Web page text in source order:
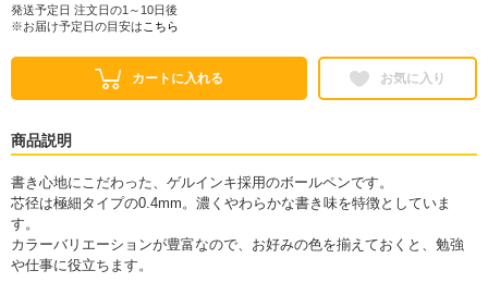
発送予定日 注文日の1～10日後
※お届け予定日の目安は こちら
カートに入れる お気に入り
商品説明
書き心地にこだわった、ゲルインキ採用のボールペンです。
芯径は極細タイプの0.4mm。濃くやわらかな書き味を特徴としていま
す。
カラーバリエーションが豊富なので、お好みの色を揃えておくと、勉強
や仕事に役立ちます。